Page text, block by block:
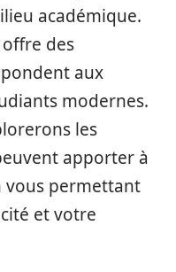
académique.
des
aux
modernes.
les
apporter à
vous permettant
et votre